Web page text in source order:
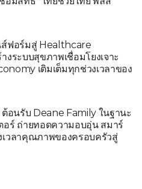
ส์ฟอร์มสู่ Healthcare
งระบบสุขภาพเชื่อมโยงเจาะ
เติมเต็มทุกช่วงเวลาของ
อนรับ Deane Family ในฐานะ
อร์ ถ่ายทอดความอบอุ่น สมาร์
เวลาคุณภาพของครอบครัวสู่